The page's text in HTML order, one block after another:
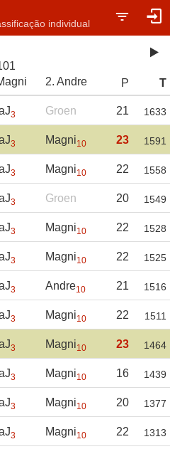
individual
2. Andre P T
3 Groen 21 1633
3 Magni10 23 1591
3 Magni10 22 1558
3 Groen 20 1549
3 Magni10 22 1528
3 Magni10 22 1525
3 Andre10 21 1516
3 Magni10 22 1511
3 Magni10 23 1464
3 Magni10 16 1439
3 Magni10 20 1377
3 Magni10 22 1313